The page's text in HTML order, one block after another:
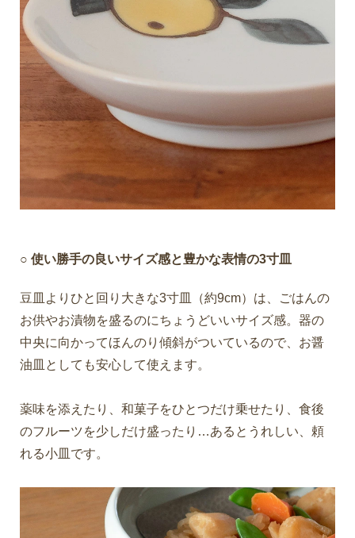
○ 使い勝手の良いサイズ感と豊かな表情の3寸皿
豆皿よりひと回り大きな3寸皿（約9cm）は、ごはんの
お供やお漬物を盛るのにちょうどいいサイズ感。器の
中央に向かってほんのり傾斜がついているので、お醤
油皿としても安心して使えます。
薬味を添えたり、和菓子をひとつだけ乗せたり、食後
のフルーツを少しだけ盛ったり…あるとうれしい、頼
れる小皿です。